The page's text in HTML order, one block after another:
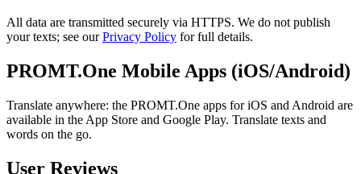
All data are transmitted securely via HTTPS. We do not publish
your texts; see ourPrivacy Policy for full details.
PROMT.One Mobile Apps (iOS/Android)
Translate anywhere: the PROMT.One apps for iOS and Android are
available in the App Store and Google Play. Translate texts and
words on the go.
User Reviews